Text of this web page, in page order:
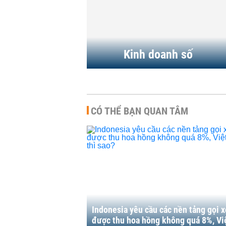
Kinh doanh số
CÓ THỂ BẠN QUAN TÂM
Indonesia yêu cầu các nền tảng gọi
được thu hoa hồng không quá 8%,